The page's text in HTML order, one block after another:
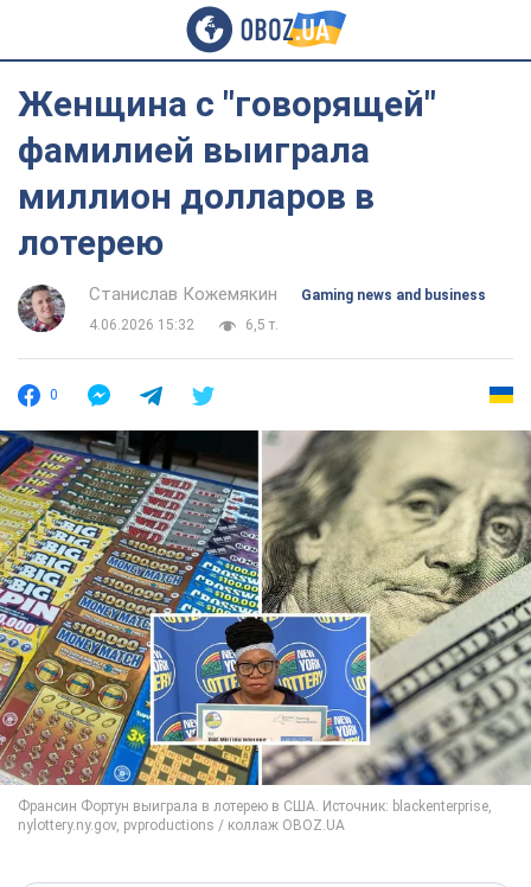
Женщина с "говорящей"
фамилией выиграла
миллион долларов в
лотерею
Станислав Кожемякин
Gaming news and business
4.06.2026 15:32
6,5 т.
0